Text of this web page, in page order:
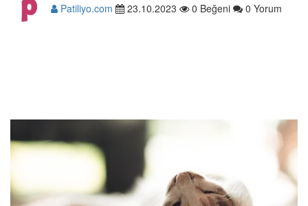
Patiliyo.com 23.10.2023 0 Beğeni 0 Yorum